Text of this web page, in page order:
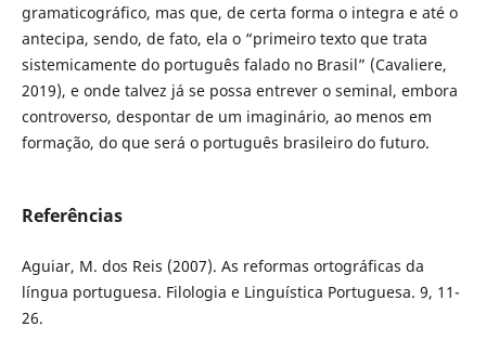
gramaticográfico, mas que, de certa forma o integra e até o
antecipa, sendo, de fato, ela o “primeiro texto que trata
sistemicamente do português falado no Brasil” (Cavaliere,
2019), e onde talvez já se possa entrever o seminal, embora
controverso, despontar de um imaginário, ao menos em
formação, do que será o português brasileiro do futuro.
Referências
Aguiar, M. dos Reis (2007). As reformas ortográficas da
língua portuguesa. Filologia e Linguística Portuguesa. 9, 11-
26.